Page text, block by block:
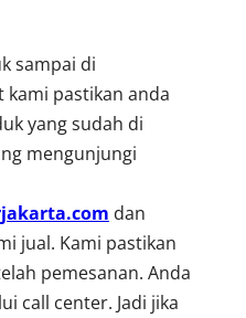
sampai di
kami pastikan anda
yang sudah di
mengunjungi
dan
jual. Kami pastikan
pemesanan. Anda
call center. Jadi jika